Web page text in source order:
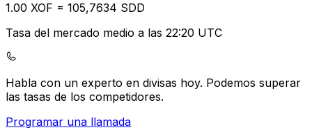
1.00 XOF = 105,7634 SDD
Tasa del mercado medio a las 22:20 UTC
Habla con un experto en divisas hoy. Podemos superar
las tasas de los competidores.
Programar una llamada